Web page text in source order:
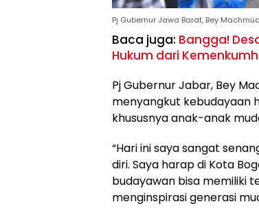
Pj Gubernur Jawa Barat, Bey
Baca juga: Bangga!
Hukum dari
Pj Gubernur Jabar, Bey
menyangkut kebudayaan
khususnya anak-anak
“Hari ini saya sangat
diri. Saya harap di Kota
budayawan bisa memiliki
menginspirasi generasi